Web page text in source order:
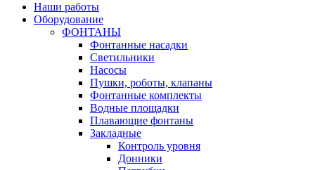
Наши работы
Оборудование
ФОНТАНЫ
Фонтанные насадки
Cветильники
Насосы
Пушки, роботы, клапаны
Фонтанные комплекты
Водные площадки
Плавающие фонтаны
Закладные
Контроль уровня
Донники